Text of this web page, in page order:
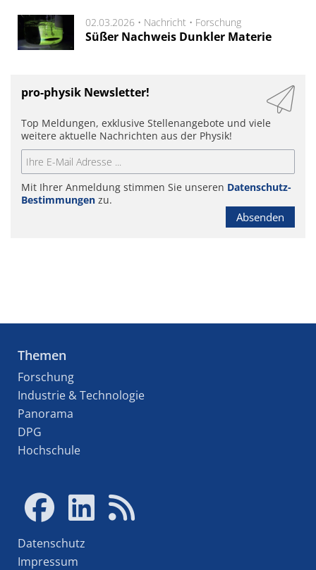
02.03.2026 • Nachricht • Forschung
Süßer Nachweis Dunkler Materie
pro-physik Newsletter!
Top Meldungen, exklusive Stellenangebote und viele
weitere aktuelle Nachrichten aus der Physik!
Mit Ihrer Anmeldung stimmen Sie unseren Datenschutz-
Bestimmungen zu.
Absenden
Themen
Forschung
Industrie & Technologie
Panorama
DPG
Hochschule
Datenschutz
Impressum